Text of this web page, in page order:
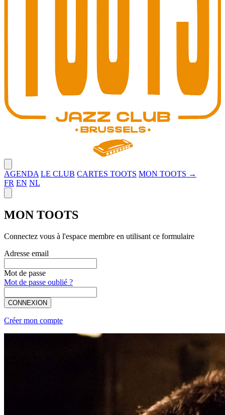
AGENDA LE CLUB CARTES TOOTS MON TOOTS →
FR EN NL
MON TOOTS
Connectez vous à l'espace membre en utilisant ce formulaire
Adresse email
Mot de passe
Mot de passe oublié ?
CONNEXION
Créer mon compte